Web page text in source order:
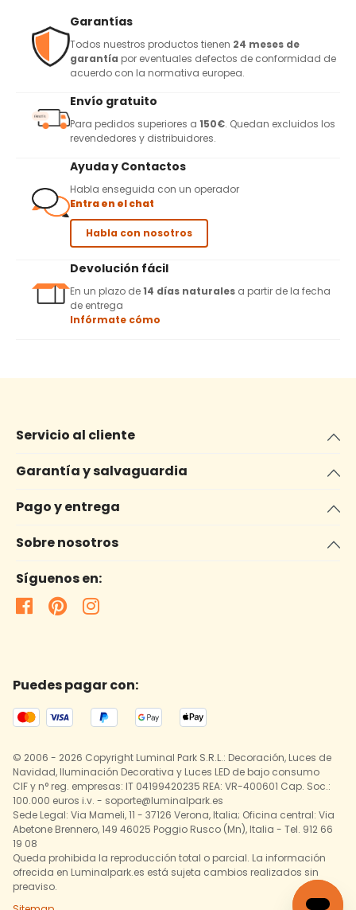
Garantías
Todos nuestros productos tienen 24 meses de
garantía por eventuales defectos de conformidad de
acuerdo con la normativa europea.
Envío gratuito
Para pedidos superiores a 150€. Quedan excluidos los
revendedores y distribuidores.
Ayuda y Contactos
Habla enseguida con un operador
Entra en el chat
Habla con nosotros
Devolución fácil
En un plazo de14 días naturales a partir de la fecha
de entrega
Infórmate cómo
Servicio al cliente
Garantía y salvaguardia
Pago y entrega
Sobre nosotros
Síguenos en:
Puedes pagar con:
© 2006 - 2026 Copyright Luminal Park S.R.L.: Decoración, Luces de
Navidad, Iluminación Decorativa y Luces LED de bajo consumo
CIF y n° reg. empresas: IT 04199420235 REA: VR-400601 Cap. Soc.:
100.000 euros i.v. - soporte@luminalpark.es
Sede Legal: Via Mameli, 11 - 37126 Verona, Italia; Oficina central: Via
Abetone Brennero, 149 46025 Poggio Rusco (Mn), Italia - Tel. 912 66
19 08
Queda prohibida la reproducción total o parcial. La información
ofrecida en Luminalpark.es está sujeta cambios realizados sin
preaviso.